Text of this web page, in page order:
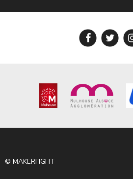
© MAKERFIGHT